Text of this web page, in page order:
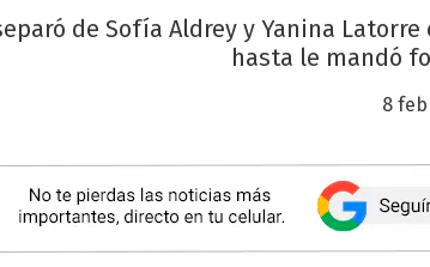
de Sofía Aldrey y Yanina
hasta le mandó
8 feb